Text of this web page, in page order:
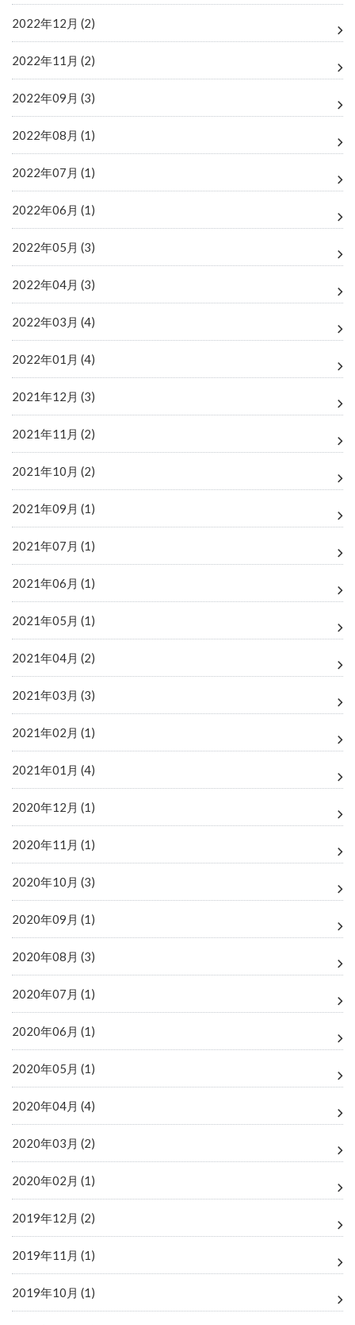
2022年12月 (2)
2022年11月 (2)
2022年09月 (3)
2022年08月 (1)
2022年07月 (1)
2022年06月 (1)
2022年05月 (3)
2022年04月 (3)
2022年03月 (4)
2022年01月 (4)
2021年12月 (3)
2021年11月 (2)
2021年10月 (2)
2021年09月 (1)
2021年07月 (1)
2021年06月 (1)
2021年05月 (1)
2021年04月 (2)
2021年03月 (3)
2021年02月 (1)
2021年01月 (4)
2020年12月 (1)
2020年11月 (1)
2020年10月 (3)
2020年09月 (1)
2020年08月 (3)
2020年07月 (1)
2020年06月 (1)
2020年05月 (1)
2020年04月 (4)
2020年03月 (2)
2020年02月 (1)
2019年12月 (2)
2019年11月 (1)
2019年10月 (1)